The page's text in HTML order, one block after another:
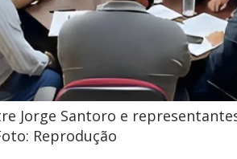
Jorge Santoro e
Reprodução